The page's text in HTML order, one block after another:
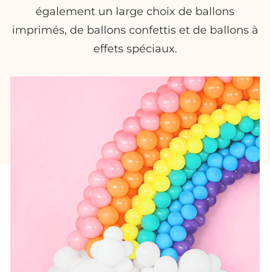
également un large choix de ballons
imprimés, de ballons confettis et de ballons à
effets spéciaux.